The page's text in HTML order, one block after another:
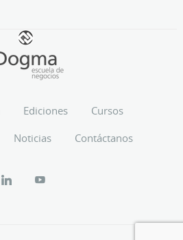
Ediciones
Cursos
Noticias Contáctanos